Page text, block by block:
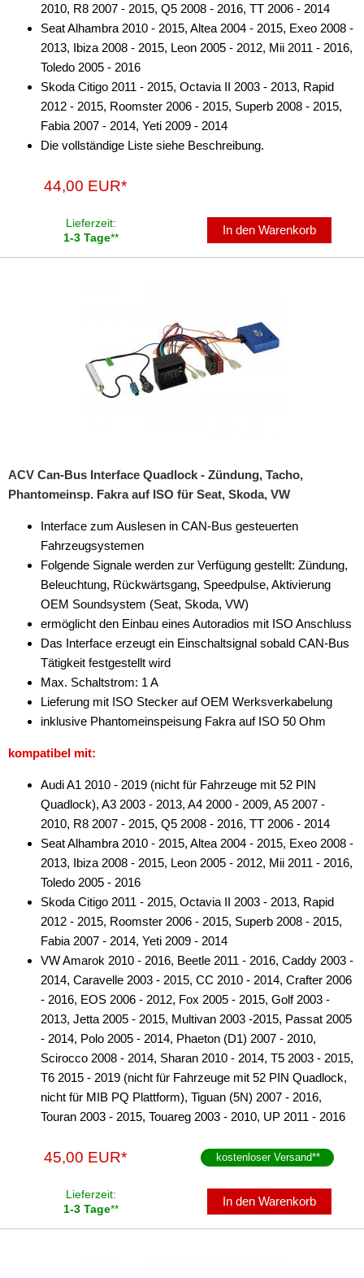
Lenkradadapter
Marderschutz
Multimediainterface
Parkscheiben
Radioadapter
Radioblenden
Radioeinbausets
USB-Adapter
Wechsler-Zubehör
2010, R8 2007 - 2015, Q5 2008 - 2016, TT 2006 - 2014
Seat Alhambra 2010 - 2015, Altea 2004 - 2015, Exeo 2008 -
2013, Ibiza 2008 - 2015, Leon 2005 - 2012, Mii 2011 - 2016,
Toledo 2005 - 2016
Skoda Citigo 2011 - 2015, Octavia II 2003 - 2013, Rapid
2012 - 2015, Roomster 2006 - 2015, Superb 2008 - 2015,
Fabia 2007 - 2014, Yeti 2009 - 2014
Die vollständige Liste siehe Beschreibung.
44,00 EUR*
Lieferzeit:
1-3 Tage**
In den Warenkorb
ACV Can-Bus Interface Quadlock - Zündung, Tacho,
Phantomeinsp. Fakra auf ISO für Seat, Skoda, VW
Interface zum Auslesen in CAN-Bus gesteuerten
Fahrzeugsystemen
Folgende Signale werden zur Verfügung gestellt: Zündung,
Beleuchtung, Rückwärtsgang, Speedpulse, Aktivierung
OEM Soundsystem (Seat, Skoda, VW)
ermöglicht den Einbau eines Autoradios mit ISO Anschluss
Das Interface erzeugt ein Einschaltsignal sobald CAN-Bus
Tätigkeit festgestellt wird
Max. Schaltstrom: 1 A
Lieferung mit ISO Stecker auf OEM Werksverkabelung
inklusive Phantomeinspeisung Fakra auf ISO 50 Ohm
kompatibel mit:
Audi A1 2010 - 2019 (nicht für Fahrzeuge mit 52 PIN
Quadlock), A3 2003 - 2013, A4 2000 - 2009, A5 2007 -
2010, R8 2007 - 2015, Q5 2008 - 2016, TT 2006 - 2014
Seat Alhambra 2010 - 2015, Altea 2004 - 2015, Exeo 2008 -
2013, Ibiza 2008 - 2015, Leon 2005 - 2012, Mii 2011 - 2016,
Toledo 2005 - 2016
Skoda Citigo 2011 - 2015, Octavia II 2003 - 2013, Rapid
2012 - 2015, Roomster 2006 - 2015, Superb 2008 - 2015,
Fabia 2007 - 2014, Yeti 2009 - 2014
VW Amarok 2010 - 2016, Beetle 2011 - 2016, Caddy 2003 -
2014, Caravelle 2003 - 2015, CC 2010 - 2014, Crafter 2006
- 2016, EOS 2006 - 2012, Fox 2005 - 2015, Golf 2003 -
2013, Jetta 2005 - 2015, Multivan 2003 -2015, Passat 2005
- 2014, Polo 2005 - 2014, Phaeton (D1) 2007 - 2010,
Scirocco 2008 - 2014, Sharan 2010 - 2014, T5 2003 - 2015,
T6 2015 - 2019 (nicht für Fahrzeuge mit 52 PIN Quadlock,
nicht für MIB PQ Plattform), Tiguan (5N) 2007 - 2016,
Touran 2003 - 2015, Touareg 2003 - 2010, UP 2011 - 2016
45,00 EUR* kostenloser Versand**
Lieferzeit:
1-3 Tage**
In den Warenkorb